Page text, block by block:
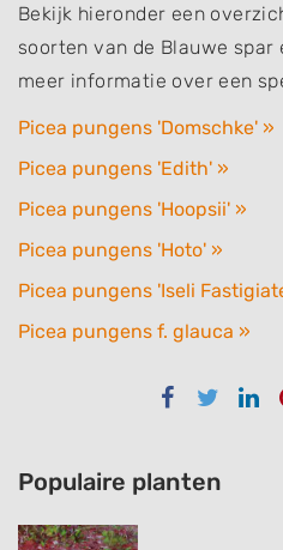
Bekijk hieronder een
soorten van de Blauwe spar
meer informatie over een
Picea pungens 'Domschke' »
Picea pungens 'Edith' »
Picea pungens 'Hoopsii' »
Picea pungens 'Hoto' »
Picea pungens 'Iseli
Picea pungens f. glauca »
DelenDelen
Populaire planten